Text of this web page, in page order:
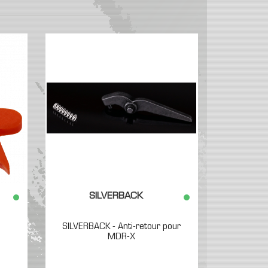
SILVERBACK
SILVERBACK - Anti-retour pour
MDR-X